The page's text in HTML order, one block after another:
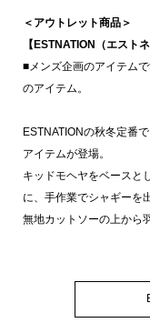
＜アウトレット商品＞
【ESTNATION（エスト
■メンズ企画のアイテム
のアイテム。
ESTNATIONの秋冬定番
アイテムが登場。
キッドモヘヤをベースと
に、手作業でシャギーを
無地カットソーの上から